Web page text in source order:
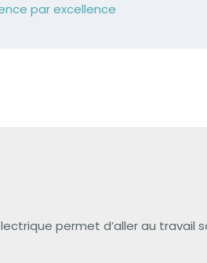
par excellence
permet d’aller au